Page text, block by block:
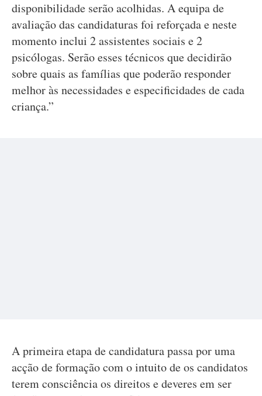
disponibilidade serão acolhidas. A equipa de
avaliação das candidaturas foi reforçada e neste
momento inclui 2 assistentes sociais e 2
psicólogas. Serão esses técnicos que decidirão
sobre quais as famílias que poderão responder
melhor às necessidades e especificidades de cada
criança.”
A primeira etapa de candidatura passa por uma
acção de formação com o intuito de os candidatos
terem consciência os direitos e deveres em ser